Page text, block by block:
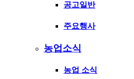
공고일반
주요행사
농업소식
농업 소식